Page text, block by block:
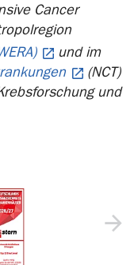
Cancer
und im
(NCT)
und